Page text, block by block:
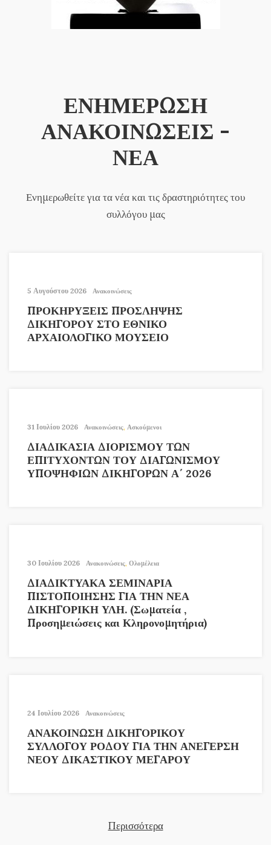
ΕΝΗΜΕΡΩΣΗ
ΑΝΑΚΟΙΝΩΣΕΙΣ -
ΝΕΑ
Ενημερωθείτε για τα νέα και τις δραστηριότητες του
συλλόγου μας
5 Αυγούστου 2026 Ανακοινώσεις
ΠΡΟΚΗΡΥΞΕΙΣ ΠΡΟΣΛΗΨΗΣ
ΔΙΚΗΓΟΡΟΥ ΣΤΟ ΕΘΝΙΚΟ
ΑΡΧΑΙΟΛΟΓΙΚΟ ΜΟΥΣΕΙΟ
31 Ιουλίου 2026 Ανακοινώσεις, Ασκούμενοι
ΔΙΑΔΙΚΑΣΙΑ ΔΙΟΡΙΣΜΟΥ ΤΩΝ
ΕΠΙΤΥΧΟΝΤΩΝ ΤΟΥ ΔΙΑΓΩΝΙΣΜΟΥ
ΥΠΟΨΗΦΙΩΝ ΔΙΚΗΓΟΡΩΝ Α΄ 2026
30 Ιουλίου 2026 Ανακοινώσεις, Ολομέλεια
ΔΙΑΔΙΚΤΥΑΚΑ ΣΕΜΙΝΑΡΙΑ
ΠΙΣΤΟΠΟΙΗΣΗΣ ΓΙΑ ΤΗΝ ΝΕΑ
ΔΙΚΗΓΟΡΙΚΗ ΥΛΗ. (Σωματεία ,
Προσημειώσεις και Κληρονομητήρια)
24 Ιουλίου 2026 Ανακοινώσεις
ΑΝΑΚΟΙΝΩΣΗ ΔΙΚΗΓΟΡΙΚΟΥ
ΣΥΛΛΟΓΟΥ ΡΟΔΟΥ ΓΙΑ ΤΗΝ ΑΝΕΓΕΡΣΗ
ΝΕΟΥ ΔΙΚΑΣΤΙΚΟΥ ΜΕΓΑΡΟΥ
Περισσότερα